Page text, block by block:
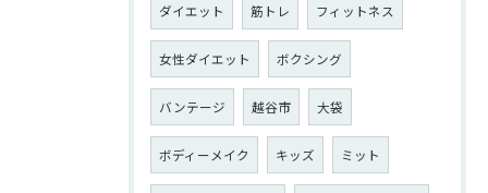
ダイエット 筋トレ フィットネス
女性ダイエット ボクシング
バンテージ 越谷市 大袋
ボディーメイク キッズ ミット